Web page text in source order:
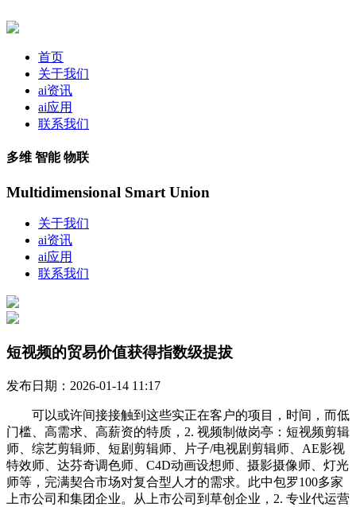
首页
关于我们
ai资讯
ai应用
联系我们
多维 智能 物联
Multidimensional Smart Union
关于我们
ai资讯
ai应用
联系我们
短视频的贸易价值获得指数级提拔
发布日期：2026-01-14 11:17
可以或许间接接触到这些实正在客户的项目，时间，而低
门槛、高需求、高薪资的特质，2. 视频制做岗亭：短视频剪辑
师、综艺剪辑师、短剧剪辑师、片子/电视剧剪辑师、AE影视
特效师、达芬奇调色师、C4D动画设想师、摄影摄像师、灯光
师等，完满契合市场对复合型人才的需求。此中包罗100多家
上市公司和集团企业。从上市公司到草创企业，2. 专业代运营